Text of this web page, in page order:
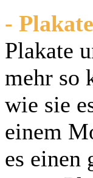
-
Plakate
mehr so
wie sie
einem
es einen